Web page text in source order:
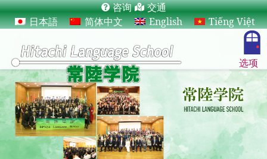
咨询
交通
日本語
简体中文 English Tiếng Việt
选项